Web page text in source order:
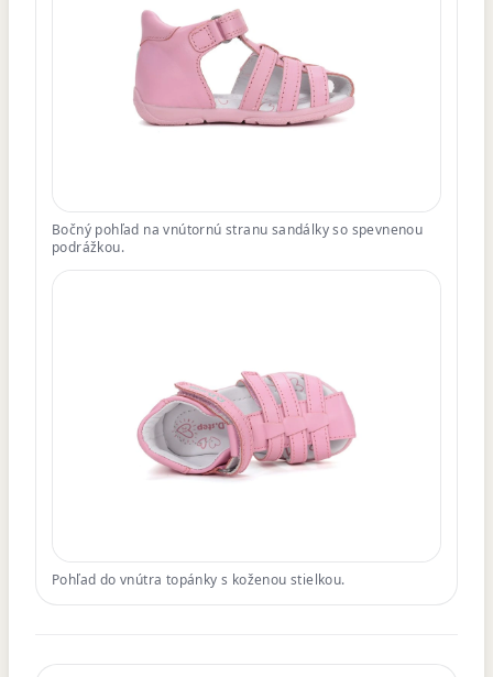
Bočný pohľad na vnútornú stranu sandálky so spevnenou
podrážkou.
Pohľad do vnútra topánky s koženou stielkou.